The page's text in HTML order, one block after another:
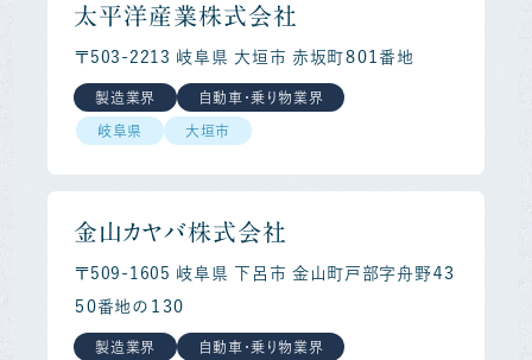
太平洋産業株式会社
〒503-2213 岐阜県 大垣市 赤坂町８０１番地
製造業界 自動車・乗り物業界
岐阜県 大垣市
金山カヤバ株式会社
〒509-1605 岐阜県 下呂市 金山町戸部字舟野４３
５０番地の１３０
製造業界 自動車・乗り物業界